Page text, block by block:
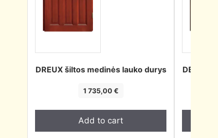
DREUX šiltos medinės lauko durys
1 735,00 €
Add to cart
DERBY